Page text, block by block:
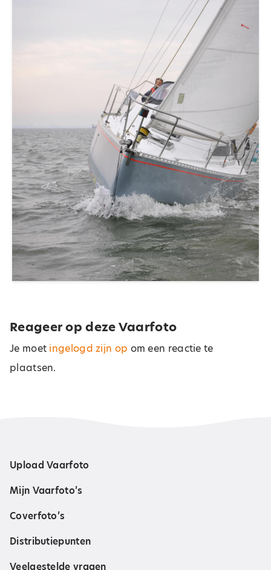
Reageer op deze Vaarfoto
Je moet ingelogd zijn op om een reactie te
plaatsen.
Upload Vaarfoto
Mijn Vaarfoto’s
Coverfoto’s
Distributiepunten
Veelgestelde vragen